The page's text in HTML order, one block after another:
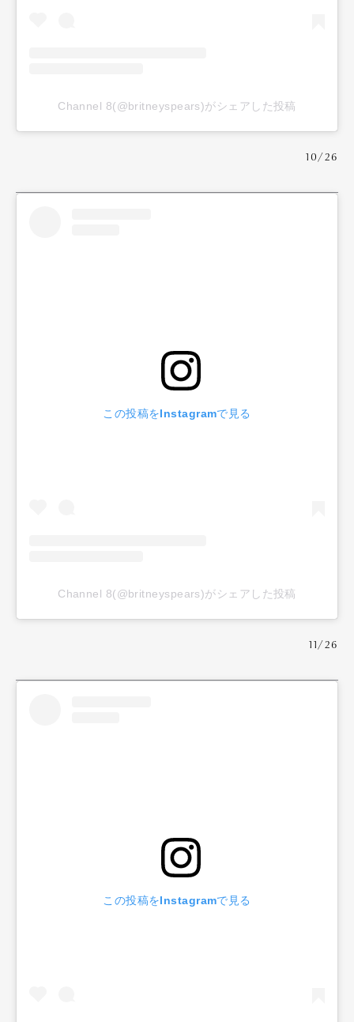
Channel 8(@britneyspears)がシェアした投稿
10/26
この投稿をInstagramで見る
Channel 8(@britneyspears)がシェアした投稿
11/26
この投稿をInstagramで見る